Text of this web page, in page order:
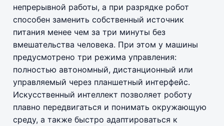
непрерывной работы, а при разрядке робот
способен заменить собственный источник
питания менее чем за три минуты без
вмешательства человека. При этом у машины
предусмотрено три режима управления:
полностью автономный, дистанционный или
управляемый через планшетный интерфейс.
Искусственный интеллект позволяет роботу
плавно передвигаться и понимать окружающую
среду, а также быстро адаптироваться к